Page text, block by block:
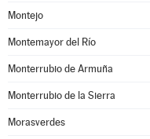
Montejo
Montemayor del Río
Monterrubio de Armuña
Monterrubio de la Sierra
Morasverdes